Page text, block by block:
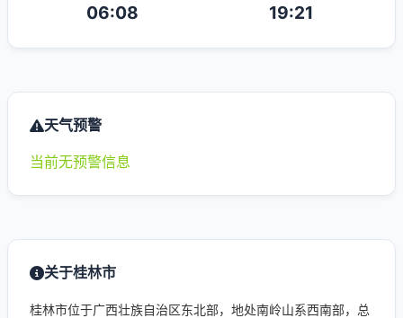
06:08 19:21
天气预警
当前无预警信息
关于桂林市
桂林市位于广西壮族自治区东北部，地处南岭山系西南部，总